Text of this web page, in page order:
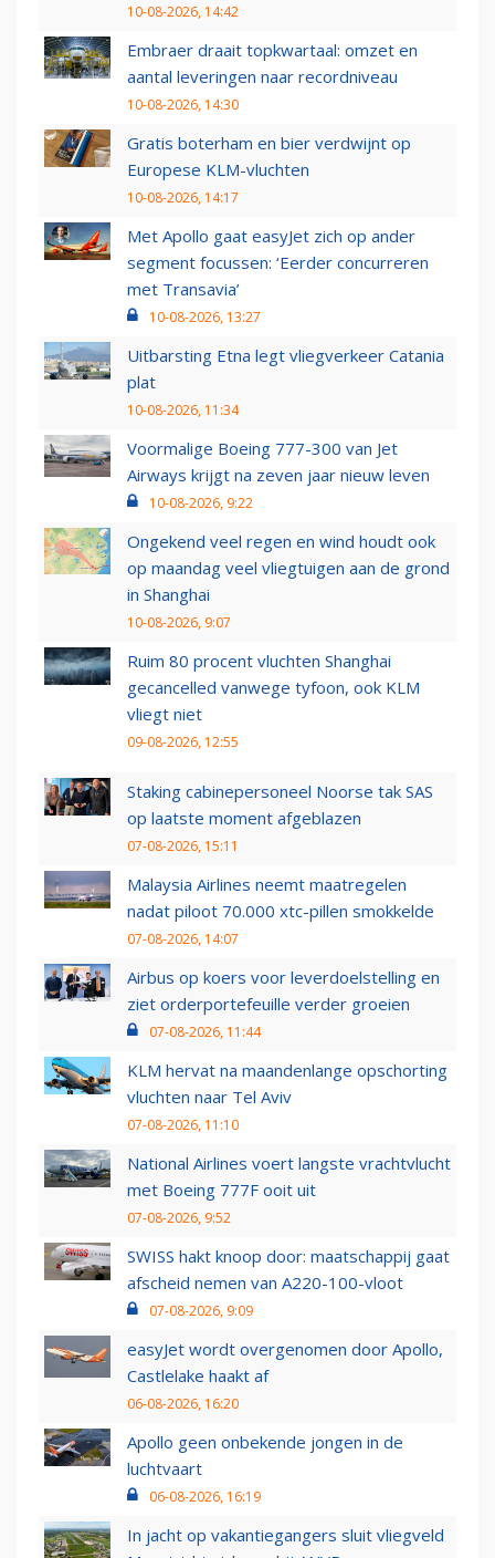
10-08-2026, 14:42
Embraer draait topkwartaal: omzet en
aantal leveringen naar recordniveau
10-08-2026, 14:30
Gratis boterham en bier verdwijnt op
Europese KLM-vluchten
10-08-2026, 14:17
Met Apollo gaat easyJet zich op ander
segment focussen: ‘Eerder concurreren
met Transavia’
10-08-2026, 13:27
Uitbarsting Etna legt vliegverkeer Catania
plat
10-08-2026, 11:34
Voormalige Boeing 777-300 van Jet
Airways krijgt na zeven jaar nieuw leven
10-08-2026, 9:22
Ongekend veel regen en wind houdt ook
op maandag veel vliegtuigen aan de grond
in Shanghai
10-08-2026, 9:07
Ruim 80 procent vluchten Shanghai
gecancelled vanwege tyfoon, ook KLM
vliegt niet
09-08-2026, 12:55
Staking cabinepersoneel Noorse tak SAS
op laatste moment afgeblazen
07-08-2026, 15:11
Malaysia Airlines neemt maatregelen
nadat piloot 70.000 xtc-pillen smokkelde
07-08-2026, 14:07
Airbus op koers voor leverdoelstelling en
ziet orderportefeuille verder groeien
07-08-2026, 11:44
KLM hervat na maandenlange opschorting
vluchten naar Tel Aviv
07-08-2026, 11:10
National Airlines voert langste vrachtvlucht
met Boeing 777F ooit uit
07-08-2026, 9:52
SWISS hakt knoop door: maatschappij gaat
afscheid nemen van A220-100-vloot
07-08-2026, 9:09
easyJet wordt overgenomen door Apollo,
Castlelake haakt af
06-08-2026, 16:20
Apollo geen onbekende jongen in de
luchtvaart
06-08-2026, 16:19
In jacht op vakantiegangers sluit vliegveld